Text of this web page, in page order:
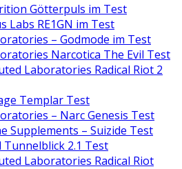
Götterpuls im Test
Labs RE1GN im Test
– Godmode im Test
Narcotica The Evil Test
Laboratories Radical Riot 2
Templar Test
– Narc Genesis Test
Supplements – Suizide Test
Tunnelblick 2.1 Test
Laboratories Radical Riot